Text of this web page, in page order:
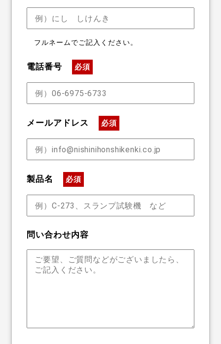
フルネームでご記入ください。
電話番号 必須
メールアドレス 必須
製品名 必須
問い合わせ内容